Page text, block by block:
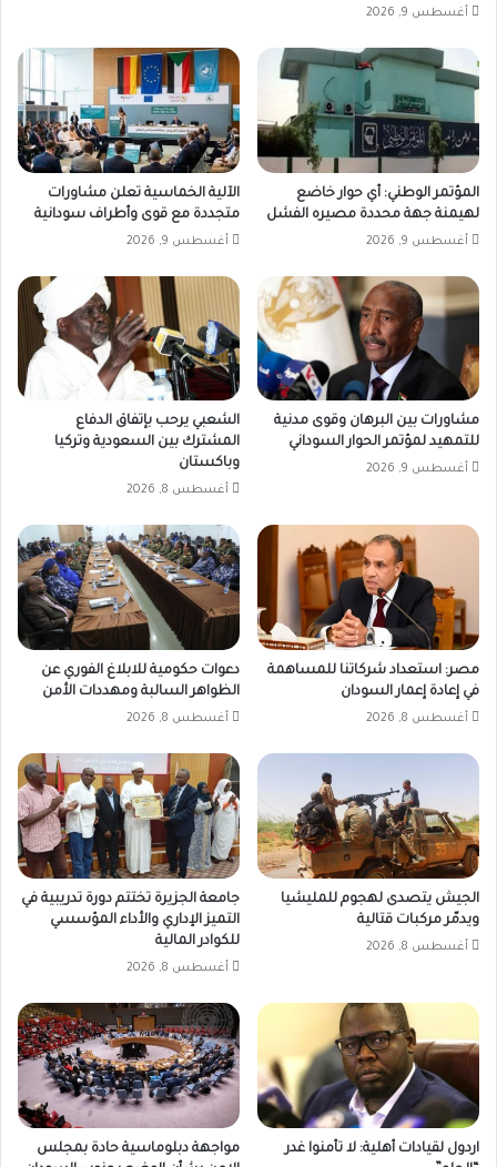
أغسطس 9, 2026
المؤتمر الوطني: أي حوار خاضع
لهيمنة جهة محددة مصيره الفشل
أغسطس 9, 2026
الآلية الخماسية تعلن مشاورات
متجددة مع قوى وأطراف سودانية
أغسطس 9, 2026
مشاورات بين البرهان وقوى مدنية
للتمهيد لمؤتمر الحوار السوداني
أغسطس 9, 2026
الشعبي يرحب بإتفاق الدفاع
المشترك بين السعودية وتركيا
وباكستان
أغسطس 8, 2026
مصر: استعداد شركاتنا للمساهمة
في إعادة إعمار السودان
أغسطس 8, 2026
دعوات حكومية للابلاغ الفوري عن
الظواهر السالبة ومهددات الأمن
أغسطس 8, 2026
الجيش يتصدى لهجوم للمليشيا
ويدمّر مركبات قتالية
أغسطس 8, 2026
جامعة الجزيرة تختتم دورة تدريبية في
التميز الإداري والأداء المؤسسي
للكوادر المالية
أغسطس 8, 2026
اردول لقيادات أهلية: لا تأمنوا غدر
مواجهة دبلوماسية حادة بمجلس